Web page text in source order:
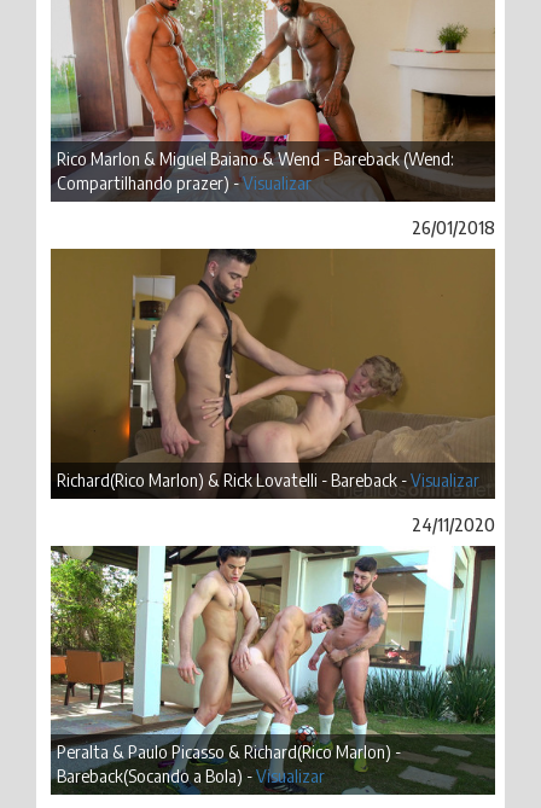
Rico Marlon & Miguel Baiano & Wend - Bareback (Wend:
Compartilhando prazer) -Visualizar
26/01/2018
Richard(Rico Marlon) & Rick Lovatelli - Bareback -Visualizar
24/11/2020
Peralta & Paulo Picasso & Richard(Rico Marlon) -
Bareback(Socando a Bola) -Visualizar